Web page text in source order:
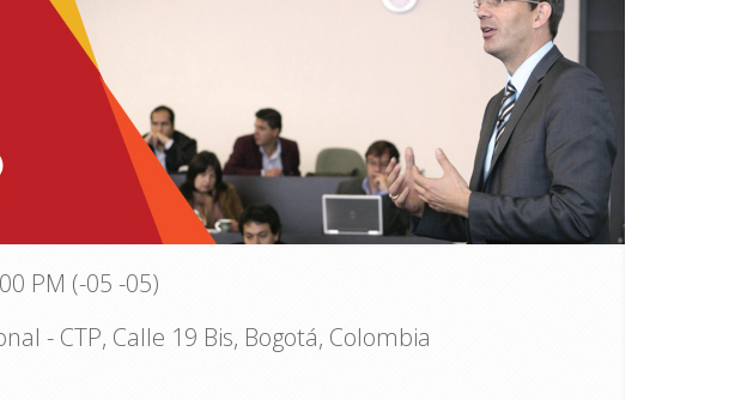
PM (-05 -05)
- CTP, Calle 19 Bis, Bogotá, Colombia